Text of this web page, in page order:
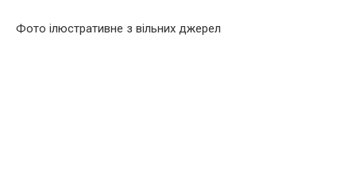
Фото ілюстративне з вільних джерел